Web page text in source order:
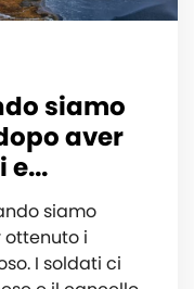
siamo
aver
e...
siamo
i
I soldati ci